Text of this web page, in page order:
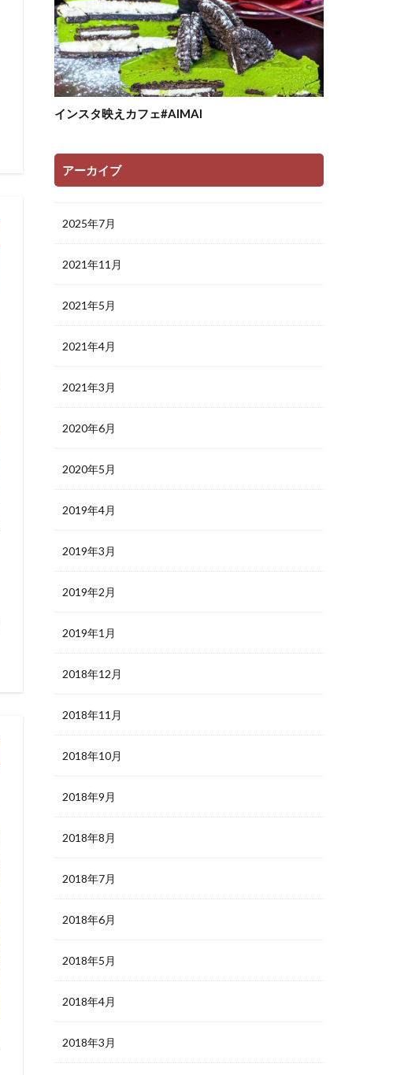
インスタ映えカフェ#AIMAI
アーカイブ
2025年7月
2021年11月
2021年5月
2021年4月
2021年3月
2020年6月
2020年5月
2019年4月
2019年3月
2019年2月
2019年1月
2018年12月
2018年11月
2018年10月
2018年9月
2018年8月
2018年7月
2018年6月
2018年5月
2018年4月
2018年3月